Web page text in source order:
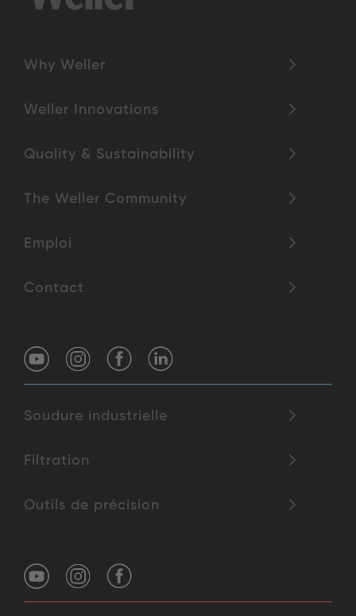
Why Weller
Weller Innovations
Quality & Sustainability
The Weller Community
Emploi
Contact
Soudure industrielle
Filtration
Outils de précision